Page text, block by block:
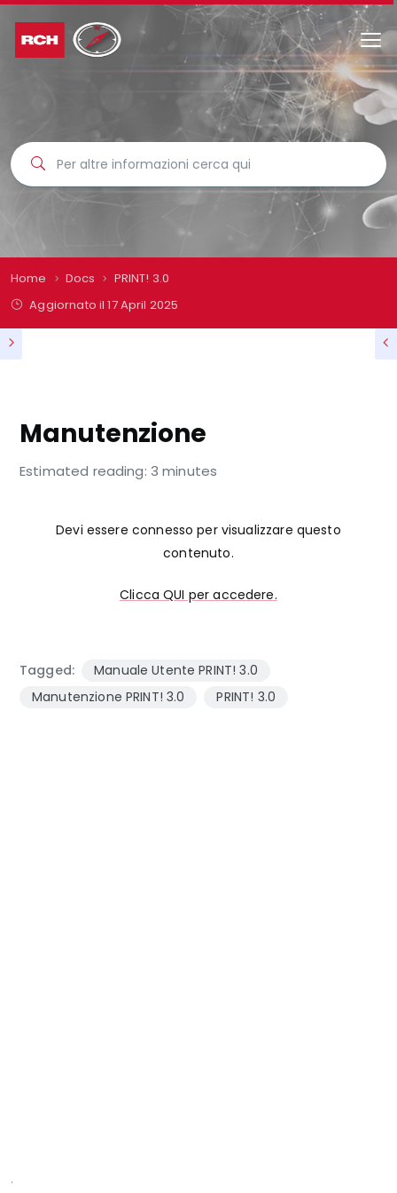
Home Docs
PRINT! 3.0
Aggiornato il17 April 2025
Manutenzione
Estimated reading: 3 minutes
Devi essere connesso per visualizzare questo
contenuto.
Clicca QUI per accedere.
Tagged:
Manuale Utente PRINT! 3.0
Manutenzione PRINT! 3.0
PRINT! 3.0
.